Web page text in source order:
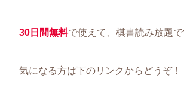
30日間無料で使えて、棋書読み放題で
気になる方は下のリンクからどうぞ！